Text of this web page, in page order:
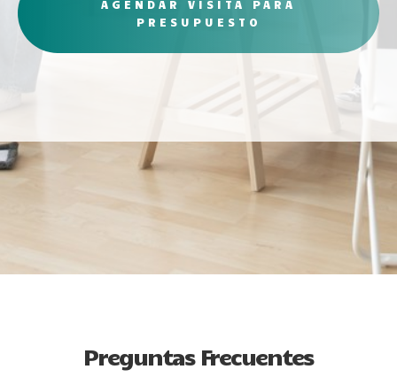
AGENDAR VISITA PARA
PRESUPUESTO
Preguntas Frecuentes